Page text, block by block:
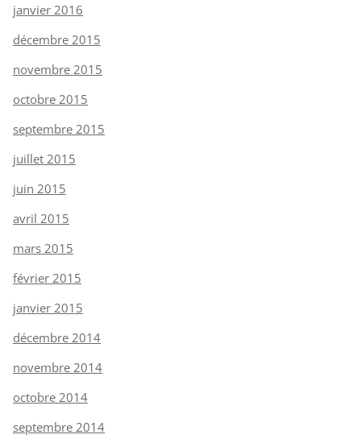
janvier 2016
décembre 2015
novembre 2015
octobre 2015
septembre 2015
juillet 2015
juin 2015
avril 2015
mars 2015
février 2015
janvier 2015
décembre 2014
novembre 2014
octobre 2014
septembre 2014